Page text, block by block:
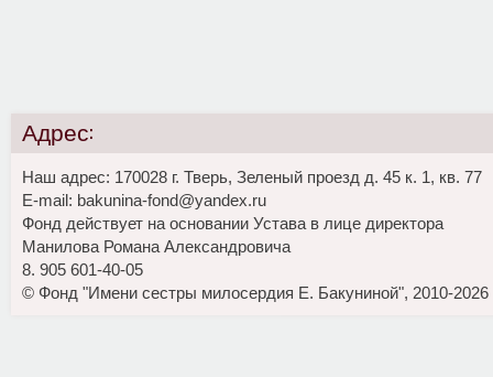
Адрес:
Наш адрес: 170028 г. Тверь, Зеленый проезд д. 45 к. 1, кв. 77
E-mail: bakunina-fond@yandex.ru
Фонд действует на основании Устава в лице директора
Манилова Романа Александровича
8. 905 601-40-05
© Фонд "Имени сестры милосердия Е. Бакуниной", 2010-2026